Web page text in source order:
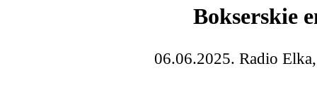
Bokserskie
06.06.2025. Radio